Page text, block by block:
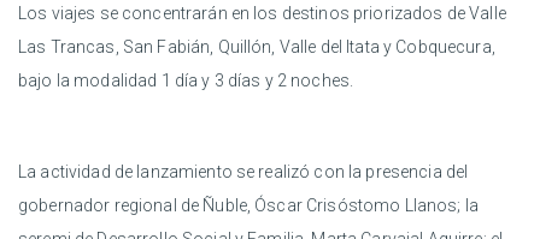
Los viajes se concentrarán en los destinos priorizados de Valle
Las Trancas, San Fabián, Quillón, Valle del Itata y Cobquecura,
bajo la modalidad 1 día y 3 días y 2 noches.
La actividad de lanzamiento se realizó con la presencia del
gobernador regional de Ñuble, Óscar Crisóstomo Llanos; la